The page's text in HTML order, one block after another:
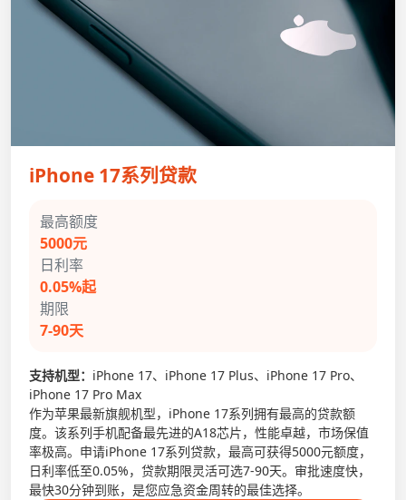
iPhone 17系列贷款
最高额度
5000元
日利率
0.05%起
期限
7-90天
支持机型： iPhone 17、iPhone 17 Plus、iPhone 17 Pro、
iPhone 17 Pro Max
作为苹果最新旗舰机型，iPhone 17系列拥有最高的贷款额
度。该系列手机配备最先进的A18芯片，性能卓越，市场保值
率极高。申请iPhone 17系列贷款，最高可获得5000元额度，
日利率低至0.05%，贷款期限灵活可选7-90天。审批速度快，
最快30分钟到账，是您应急资金周转的最佳选择。